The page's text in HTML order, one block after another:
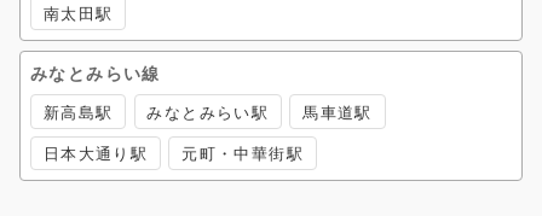
南太田駅
みなとみらい線
新高島駅 みなとみらい駅 馬車道駅
日本大通り駅 元町・中華街駅